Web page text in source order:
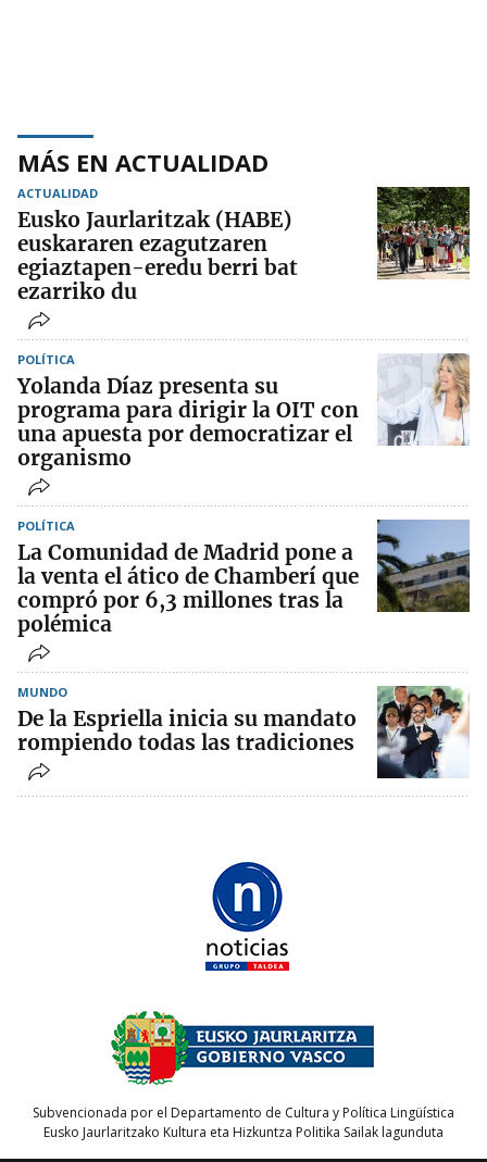
MÁS EN ACTUALIDAD
ACTUALIDAD
Eusko Jaurlaritzak (HABE)
euskararen ezagutzaren
egiaztapen-eredu berri bat
ezarriko du
POLÍTICA
Yolanda Díaz presenta su
programa para dirigir la OIT con
una apuesta por democratizar el
organismo
POLÍTICA
La Comunidad de Madrid pone a
la venta el ático de Chamberí que
compró por 6,3 millones tras la
polémica
MUNDO
De la Espriella inicia su mandato
rompiendo todas las tradiciones
Subvencionada por el Departamento de Cultura y Política Lingüística
Eusko Jaurlaritzako Kultura eta Hizkuntza Politika Sailak lagunduta